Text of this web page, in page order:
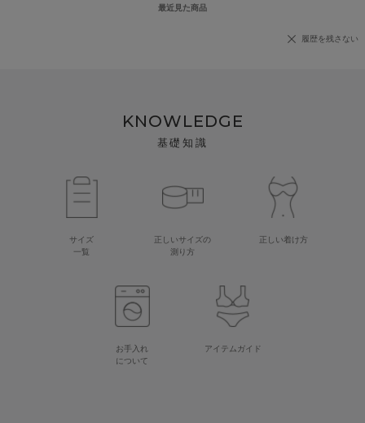
最近見た商品
履歴を残さない
KNOWLEDGE
基礎知識
サイズ
一覧
正しいサイズの
測り方
正しい着け方
お手入れ
について
アイテムガイド